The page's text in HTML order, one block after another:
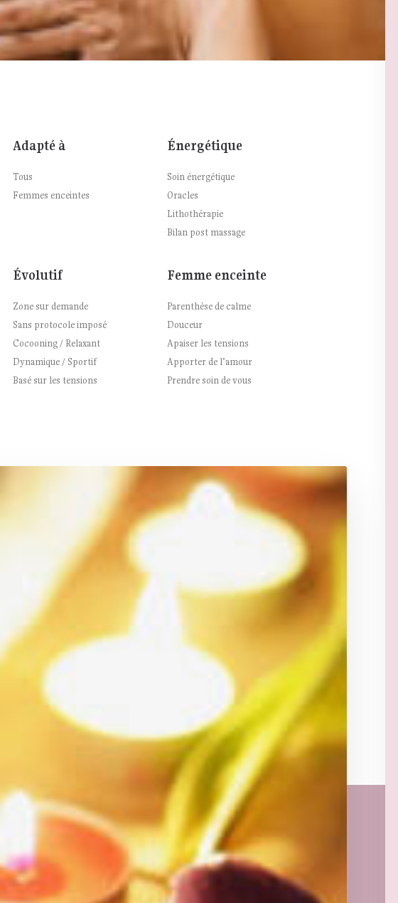
Adapté à
Tous
Femmes enceintes
Énergétique
Soin énergétique
Oracles
Lithothérapie
Bilan post massage
Évolutif
Zone sur demande
Sans protocole imposé
Cocooning / Relaxant
Dynamique / Sportif
Basé sur les tensions
Femme enceinte
Parenthèse de calme
Douceur
Apaiser les tensions
Apporter de l’amour
Prendre soin de vous